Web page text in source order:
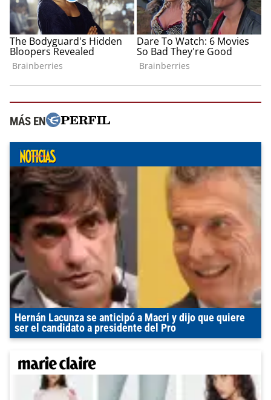
MÁS EN
Hernán Lacunza se anticipó a Macri y dijo que quiere
ser el candidato a presidente del Pro